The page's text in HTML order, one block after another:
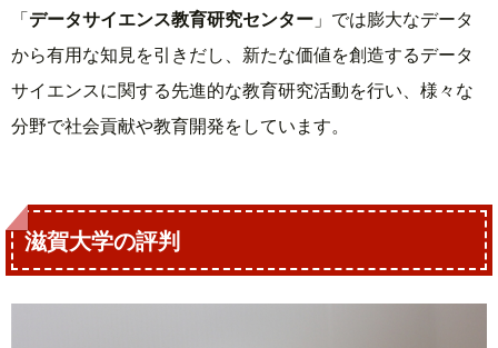
「データサイエンス教育研究センター 」では膨大なデータ
から有用な知見を引きだし、新たな価値を創造するデータ
サイエンスに関する先進的な教育研究活動を行い、様々な
分野で社会貢献や教育開発をしています。
滋賀大学の評判